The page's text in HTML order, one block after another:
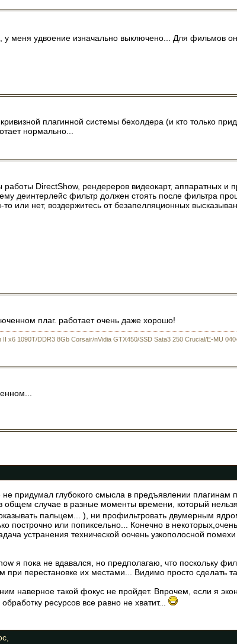
у меня удвоение изначально выключено... Для фильмов
плагинной системы бехолдера (и кто только
нормально...
DirectShow, рендереров видеокарт, аппаратных и
деинтерлейс фильтр должен стоять после фильтра
или нет, воздержитесь от безапелляционных
плаг. работает очень даже хорошо!
x6 1090T/DDR3 8Gb Corsair/nVidia GTX450/SSD Sata3 250 Crucial/E-MU
придумал глубокого смысла в предъявлении плагинам
случае в разные моменты времени, который
пальцем... ), ни профильтровать двумерным
построчно или попиксельно... Конечно в
устранения технической оочень узкополосной
я пока не вдавался, но предполагаю, что поскольку
при перестановке их местами... Видимо просто сделать
наверное такой фокус не пройдет. Впрочем, если я
ресурсов все равно не хватит...